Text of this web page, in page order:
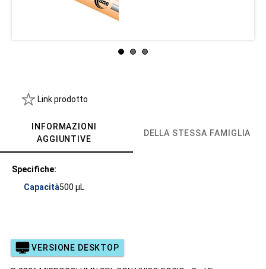
Link prodotto
INFORMAZIONI
AGGIUNTIVE
DELLA STESSA FAMIGLIA
Specifiche:
Capacità500 µL
VERSIONE DESKTOP